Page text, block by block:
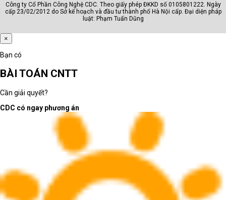
Công ty Cổ Phần Công Nghệ CDC. Theo giấy phép ĐKKD số 0105801222. Ngày
cấp 23/02/2012 do Sở kế hoạch và đầu tư thành phố Hà Nội cấp. Đại diện pháp
luật: Phạm Tuấn Dũng
×
Bạn có
BÀI TOÁN CNTT
Cần giải quyết?
CDC có ngay phương án